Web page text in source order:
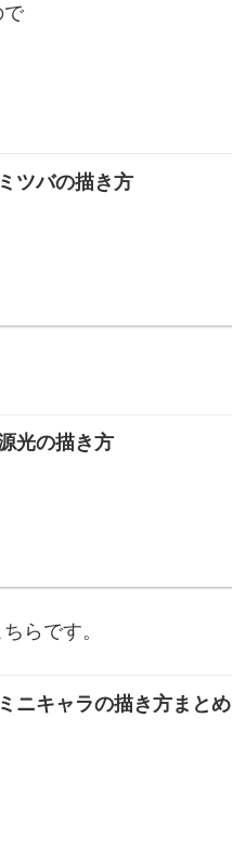
で
ツバの描き方
光の描き方
らです。
ニキャラの描き方まとめ